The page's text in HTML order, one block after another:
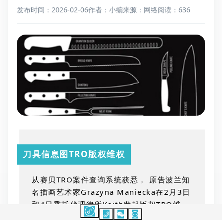
发布时间：2026-02-06作者：小编来源：网络阅读：636
刀具信息图TRO版权维权
从赛贝 TRO案件查询系统获悉， 原告波兰知
名插画艺术家Grazyna Maniecka在2 月 3 日
和 4 日委托代理律所Keith发起版权TRO维
权，涉及厨房刀具信息图版权，